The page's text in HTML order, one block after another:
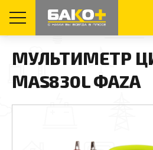
МУЛЬТИМЕТР
МAS830L ФАZА